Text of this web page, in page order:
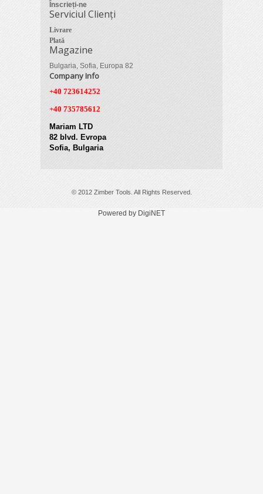
Înscrieți-ne
Serviciul Clienți
Livrare
Plată
Magazine
Bulgaria, Sofia, Europa 82
Company Info
+40 723614252
+40 735785612
Mariam LTD
82 blvd. Evropa
Sofia, Bulgaria
© 2012 Zimber Tools. All Rights Reserved.
Powered by DigiNET